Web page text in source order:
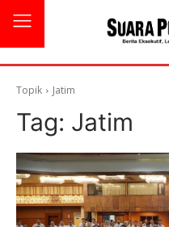
Topik Jatim
Tag: Jatim